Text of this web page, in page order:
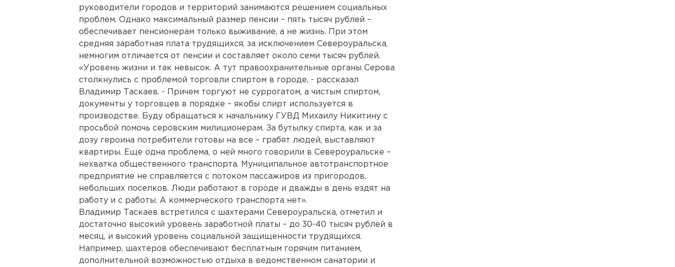
руководители городов и территорий занимаются решением социальных
проблем. Однако максимальный размер пенсии – пять тысяч рублей –
обеспечивает пенсионерам только выживание, а не жизнь. При этом
средняя заработная плата трудящихся, за исключением Североуральска,
немногим отличается от пенсии и составляет около семи тысяч рублей.
«Уровень жизни и так невысок. А тут правоохранительные органы Серова
столкнулись с проблемой торговли спиртом в городе, - рассказал
Владимир Таскаев. - Причем торгуют не суррогатом, а чистым спиртом,
документы у торговцев в порядке – якобы спирт используется в
производстве. Буду обращаться к начальнику ГУВД Михаилу Никитину с
просьбой помочь серовским милиционерам. За бутылку спирта, как и за
дозу героина потребители готовы на все – грабят людей, выставляют
квартиры. Еще одна проблема, о ней много говорили в Североуральске –
нехватка общественного транспорта. Муниципальное автотранспортное
предприятие не справляется с потоком пассажиров из пригородов,
небольших поселков. Люди работают в городе и дважды в день ездят на
работу и с работы. А коммерческого транспорта нет».
Владимир Таскаев встретился с шахтерами Североуральска, отметил и
достаточно высокий уровень заработной платы – до 30-40 тысяч рублей в
месяц, и высокий уровень социальной защищенности трудящихся.
Например, шахтеров обеспечивают бесплатным горячим питанием,
дополнительной возможностью отдыха в ведомственном санатории и